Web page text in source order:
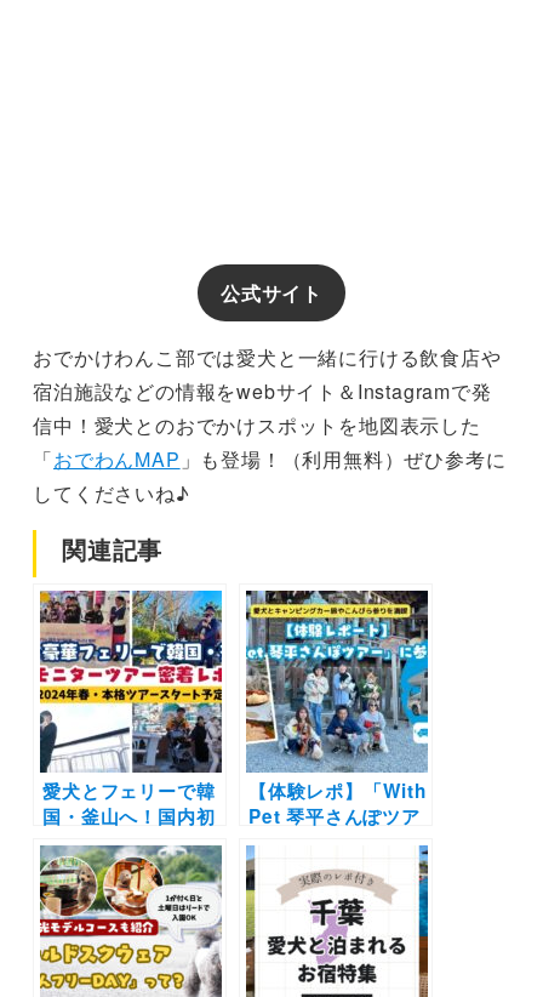
公式サイト
おでかけわんこ部では愛犬と一緒に行ける飲食店や
宿泊施設などの情報をwebサイト＆Instagramで発
信中！愛犬とのおでかけスポットを地図表示した
「おでわんMAP 」も登場！（利用無料）ぜひ参考に
してくださいね♪
関連記事
愛犬とフェリーで韓
国・釜山へ！国内初
のモニターツアーの
密着レポート | 観光
の様子をたっぷりご
紹介
【体験レポ】「With
Pet 琴平さんぽツア
ー」に参加したよ！
愛犬とキャンピング
カー旅やこんぴら参
りを満喫